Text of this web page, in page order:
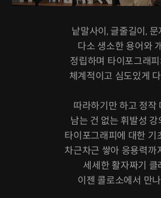
낱말사이, 글줄길이,
다소 생소한 용어와
정립하며 타이포그래
체계적이고 심도있게
따라하기만 하고 정작
남는 건 없는 휘발성 강
타이포그래피에 대한 기
차근차근 쌓아 응용력까
세세한 활자짜기 클
이젠 콜로소에서 만